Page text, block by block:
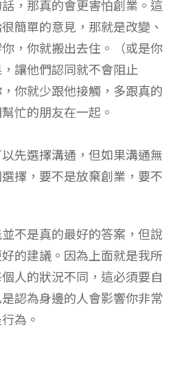
，那真的會更害怕創業。這
簡單的意見，那就是改變、
，你就搬出去住。（或是你
讓他們認同就不會阻止
你就少跟他接觸，多跟真的
忙的朋友在一起。
先選擇溝通，但如果溝通無
擇，要不是放棄創業，要不
不是真的最好的答案，但說
的建議。因為上面就是我所
人的狀況不同，這必須要自
認為身邊的人會影響你非常
為。